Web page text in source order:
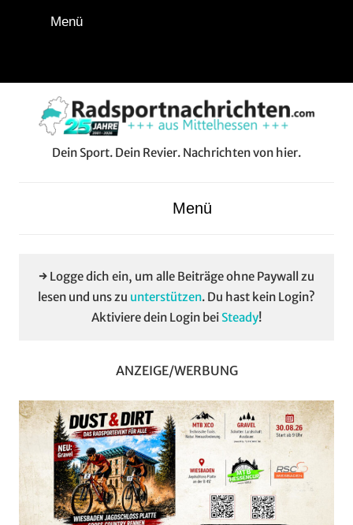
Feed
Menü
Dein Sport. Dein Revier. Nachrichten von hier.
Menü
→ Logge dich ein, um alle Beiträge ohne Paywall zu
lesen und uns zu unterstützen. Du hast kein Login?
Aktiviere dein Login bei Steady!
ANZEIGE/WERBUNG